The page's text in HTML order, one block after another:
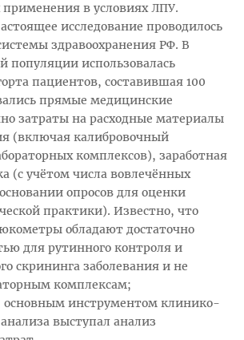
применения в условиях ЛПУ.
исследование проводилось
здравоохранения РФ. В
популяции использовалась
пациентов, составившая 100
прямые медицинские
затраты на расходные материалы
(включая калибровочный
комплексов), заработная
(с учётом числа вовлечённых
опросов для оценки
практики). Известно, что
обладают достаточно
для рутинного контроля и
скрининга заболевания и не
комплексам;
основным инструментом клинико-
выступал анализ